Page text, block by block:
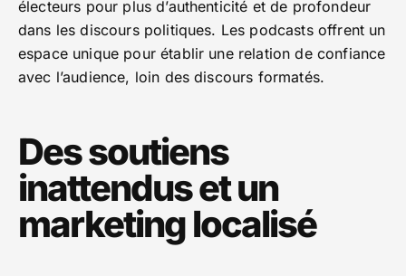
électeurs pour plus d’authenticité et de profondeur
dans les discours politiques. Les podcasts offrent un
espace unique pour établir une relation de confiance
avec l’audience, loin des discours formatés.
Des soutiens
inattendus et un
marketing localisé